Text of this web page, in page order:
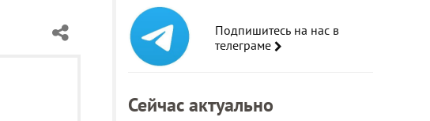
Подпишитесь на нас в
телеграме
Сейчас актуально